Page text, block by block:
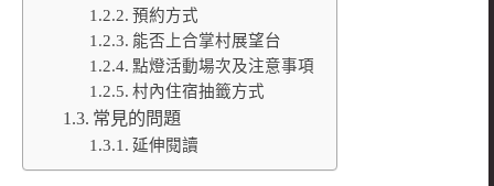
預約方式
能否上合掌村展望台
點燈活動場次及注意事項
村內住宿抽籤方式
常見的問題
延伸閱讀